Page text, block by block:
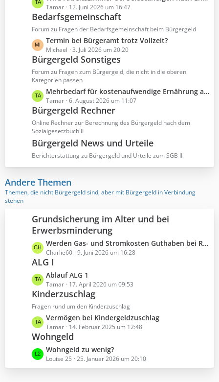
g
e
B
e
i
r
ä
g
e
e
t
z
e
B
i
r
ä
g
e
Tamar 12. Juni 2026 um 16:47
Bedarfsgemeinschaft
Forum zu Fragen der Bedarfsgemeinschaft beim Bürgergeld
L
e
t
z
t
e
B
e
i
t
r
ä
g
e
Termin bei Bürgeramt trotz Vollzeit?
Michael 3. Juli 2026 um 20:20
Bürgergeld Sonstiges
Forum zu Fragen zum Bürgergeld, die nicht in die oberen
Kategorien passen
L
e
t
z
t
e
e
i
t
r
e
Mehrbedarf für kostenaufwendige Ernährung abgelehnt
Tamar 6. August 2026 um 11:07
Bürgergeld Rechner
Online Rechner zur Berechnung des Bürgergeld nach dem
Sozialgesetzbuch II
Bürgergeld News und Urteile
Berichterstattung zu Bürgergeld und Urteile zum SGB II
Andere Themen
Themen, die nicht Bürgergeld sind, aber mit Bürgergeld in Verbindung
stehen
Grundsicherung im Alter und bei
Erwerbsminderung
L
e
t
z
t
e
B
e
i
t
r
ä
g
e
Werden Gas- und Stromkosten Guthaben bei Rente und Grundsicherung im Alter als Einkommen angerechnet?
Charlie60 9. Juni 2026 um 16:28
ALG I
L
e
t
z
e
B
i
Ablauf ALG 1
Tamar 17. April 2026 um 09:53
Kinderzuschlag
Fragen rund um den Kinderzuschlag
L
e
t
z
t
e
Vermögen bei Kindergeldzuschlag
Tamar 14. Februar 2025 um 12:48
Wohngeld
L
e
t
Wohngeld zu wenig?
Louise 25 25. Januar 2026 um 20:10